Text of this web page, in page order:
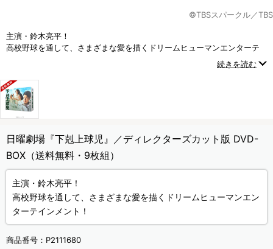
©TBSスパークル／TBS
主演・鈴木亮平！
高校野球を通して、さまざまな愛を描くドリームヒューマンエンターテ
続きを読む
日曜劇場『下剋上球児』／ディレクターズカット版 DVD-
BOX（送料無料・9枚組）
主演・鈴木亮平！
高校野球を通して、さまざまな愛を描くドリームヒューマンエン
ターテインメント！
商品番号： P2111680